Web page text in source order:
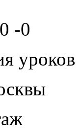
0 -0
уроков